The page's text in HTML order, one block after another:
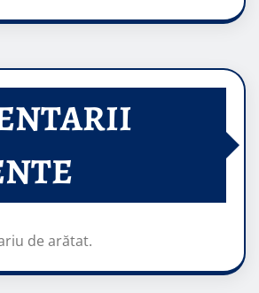
de arătat.